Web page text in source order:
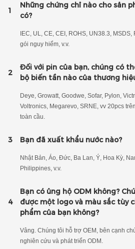
1
Những chứng chỉ nào cho sản
có?
IEC, UL, CE, CEI, ROHS, UN38.3,
gói nguy hiểm, v.v.
2
Đối với pin của bạn, chúng có
bộ biến tần nào của thương
Deye, Growatt, Goodwe, Sofar, Pylon,
Voltronics, Megarevo, SRNE, vv 20pcs
toàn cầu.
3 Bạn đã xuất khẩu nước nào?
Nhật Bản, Áo, Đức, Ba Lan, Ý, Hoa Kỳ,
Philippines, v.v.
4
Bạn có ủng hộ ODM không?
được một logo và màu sắc tùy
phẩm của bạn không?
Vâng. Chúng tôi hỗ trợ OEM, bên cạnh
nghiên cứu và phát triển ODM.